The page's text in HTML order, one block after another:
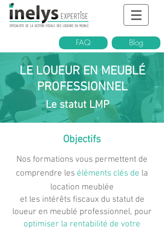
FAQ Blog
LE LOUEUR EN MEUBLÉ
PROFESSIONNEL
Le statut LMP
Objectifs
Nos formations vous permettent de
comprendre les éléments clés de la
location meublée
et les intérêts fiscaux du statut de
loueur en meublé professionnel, pour
optimiser la rentabilité de votre